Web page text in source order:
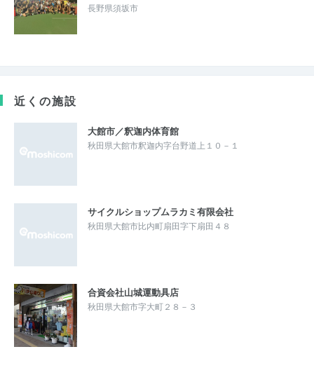
長野県須坂市
近くの施設
大館市／釈迦内体育館
秋田県大館市釈迦内字台野道上１０－１
サイクルショップムラカミ有限会社
秋田県大館市比内町扇田字下扇田４８
合資会社山城運動具店
秋田県大館市字大町２８－３